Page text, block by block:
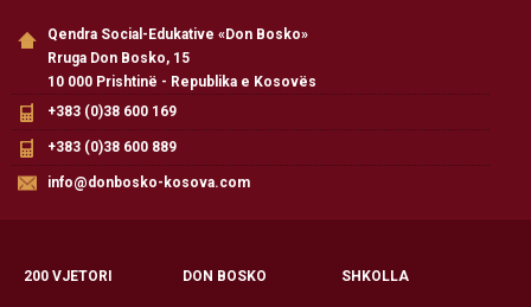
Qendra Social-Edukative «Don Bosko»
Rruga Don Bosko, 15
10 000 Prishtinë - Republika e Kosovës
+383 (0)38 600 169
+383 (0)38 600 889
info@donbosko-kosova.com
200 VJETORI DON BOSKO SHKOLLA